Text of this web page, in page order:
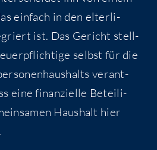
ein­fach in den elter­li­
ist. Das Gericht stell­
selbst für die
ver­ant­
eine finan­zi­el­le Betei­li­
Haus­halt hier